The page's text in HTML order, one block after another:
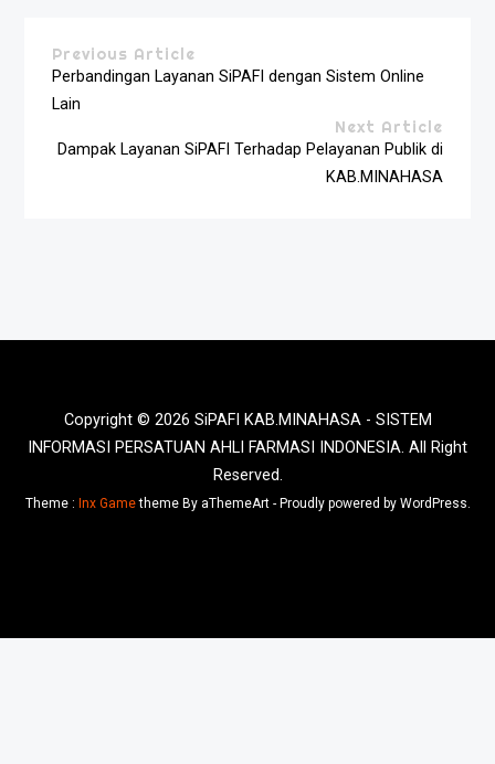
Previous Article
Perbandingan Layanan SiPAFI dengan Sistem Online
Lain
Next Article
Dampak Layanan SiPAFI Terhadap Pelayanan Publik di
KAB.MINAHASA
Copyright © 2026 SiPAFI KAB.MINAHASA - SISTEM
INFORMASI PERSATUAN AHLI FARMASI INDONESIA. All Right
Reserved.
Theme : Inx Gametheme By aThemeArt - Proudly powered by WordPress.